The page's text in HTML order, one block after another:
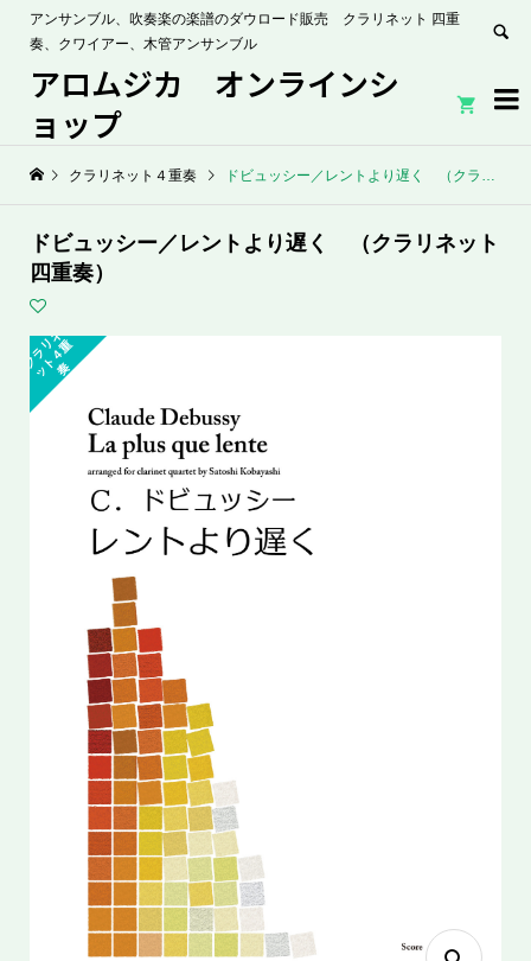
アンサンブル、吹奏楽の楽譜のダウロード販売 クラリネット 四重
奏、クワイアー、木管アンサンブル

アロムジカ オンラインシ
ョップ

クラリネット４重奏 ドビュッシー／レントより遅く （クラリネット四重奏）
ドビュッシー／レントより遅く （クラリネット
四重奏）
ク
ラ
リ
ネ
ッ
ト
４
重
奏